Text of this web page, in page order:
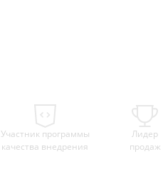
Участник программы
качества внедрения
Лидер
продаж